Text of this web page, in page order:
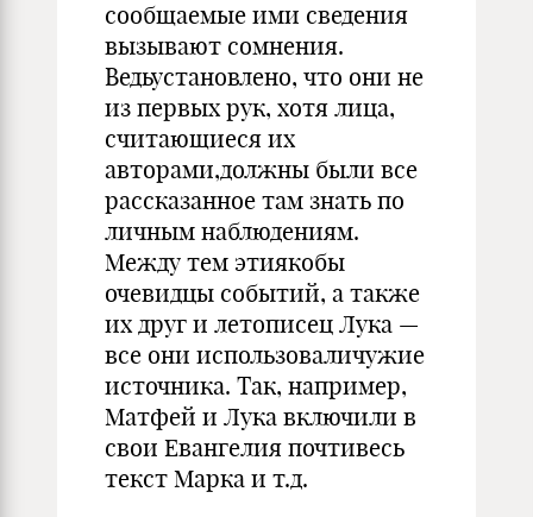
сообщаемые ими сведения
вызывают сомнения.
Ведьустановлено, что они не
из первых рук, хотя лица,
считающиеся их
авторами,должны были все
рассказанное там знать по
личным наблюдениям.
Между тем этиякобы
очевидцы событий, а также
их друг и летописец Лука —
все они использоваличужие
источника. Так, например,
Матфей и Лука включили в
свои Евангелия почтивесь
текст Марка и т.д.